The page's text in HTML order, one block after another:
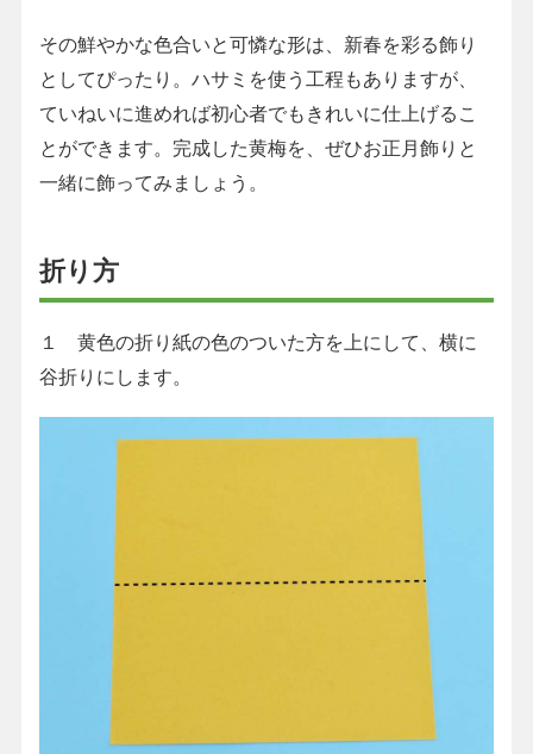
その鮮やかな色合いと可憐な形は、新春を彩る飾り
としてぴったり。ハサミを使う工程もありますが、
ていねいに進めれば初心者でもきれいに仕上げるこ
とができます。完成した黄梅を、ぜひお正月飾りと
一緒に飾ってみましょう。
折り方
１ 黄色の折り紙の色のついた方を上にして、横に
谷折りにします。